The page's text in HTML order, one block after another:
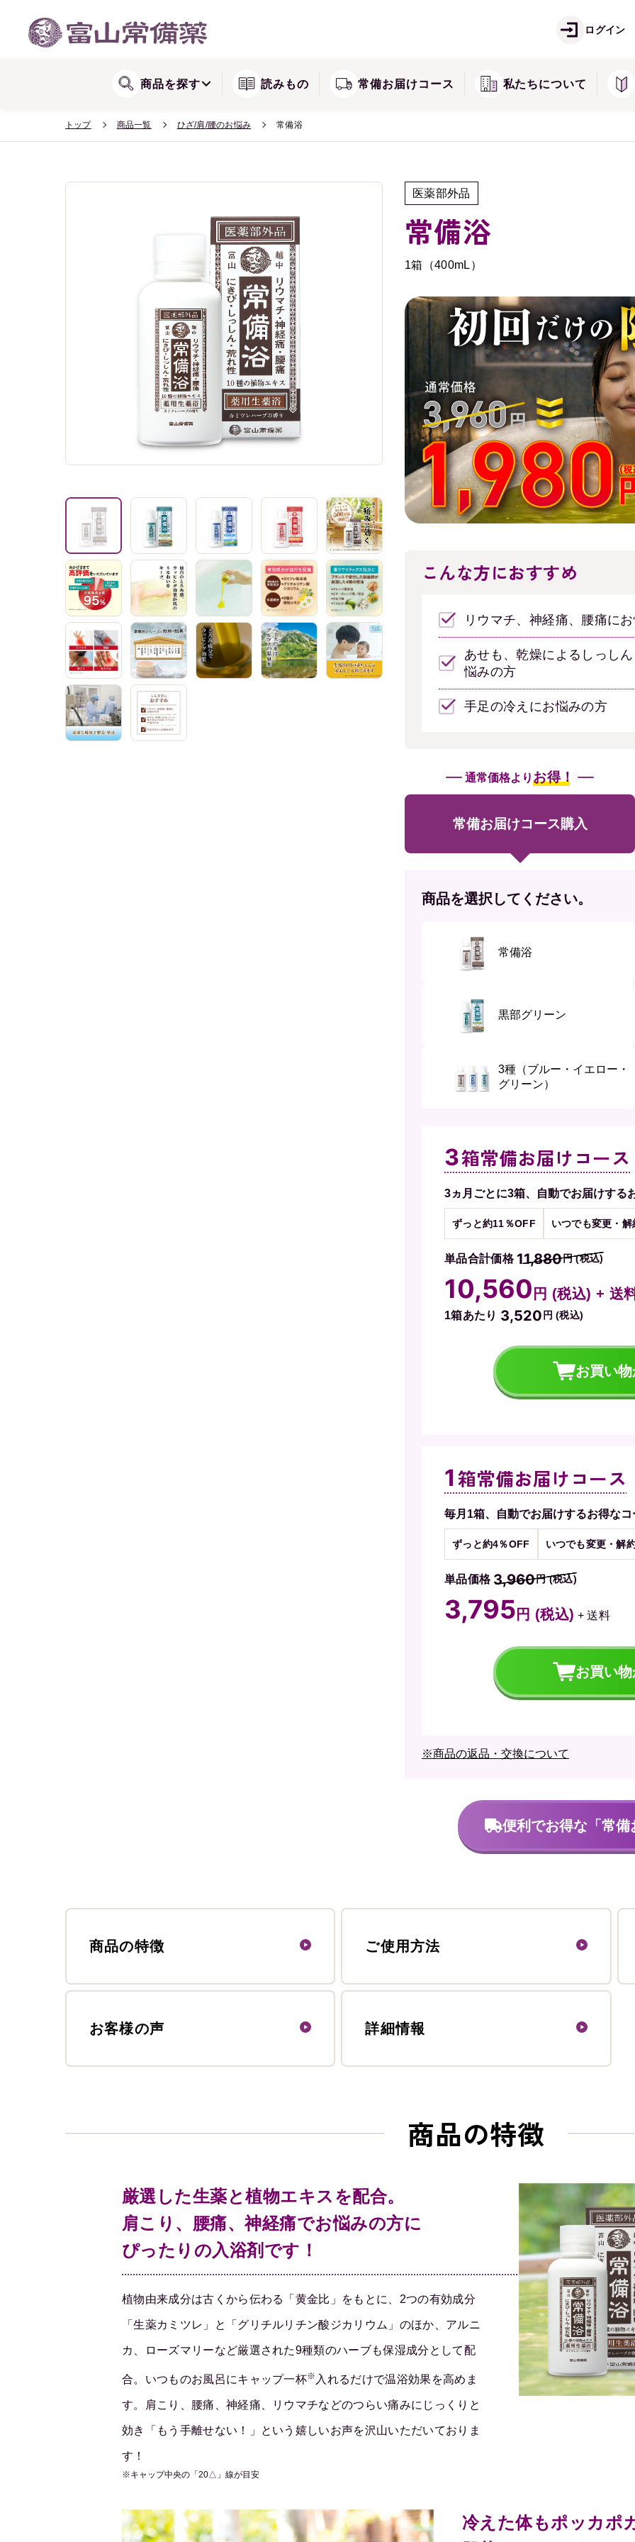
ログイン
商品を探す
リョウシンシリーズ
読みもの 常備お届けコース 私たちについて
トップ 商品一覧 ひざ/肩/腰のお悩み 常備浴
医薬部外品
常備浴
1箱（400mL）
こんな方におすすめ
リウマチ、神経痛、腰痛に
あせも、乾燥によるしっし
悩みの方
手足の冷えにお悩みの方
通常価格より お得！
常備お届けコース購入
商品を選択してください。
常備浴
黒部グリーン
3種（ブルー・イエロー・
グリーン）
3箱常備お届けコース
3ヵ月ごとに3箱、自動でお届けする
ずっと約11％OFF いつでも変更・
単品合計価格 11,880円 (税込)
10,560 円 (税込) + 送
1箱あたり 3,520 円 (税込)
お買い
1箱常備お届けコース
毎月1箱、自動でお届けするお得な
ずっと約4％OFF いつでも変更・解
単品価格 3,960円 (税込)
3,795 円 (税込) + 送料
お買い
※商品の返品・交換について
便利でお得な「常備
商品の特徴 ご使用方法
お客様の声 詳細情報
商品の特徴
厳選した生薬と植物エキスを配合。
肩こり、腰痛、神経痛でお悩みの方に
ぴったりの入浴剤です！
植物由来成分は古くから伝わる「黄金比」をもとに、2つの有効成分
「生薬カミツレ」と「グリチルリチン酸ジカリウム」のほか、アルニ
カ、ローズマリーなど厳選された9種類のハーブも保湿成分として配
合。いつものお風呂にキャップ一杯※ 入れるだけで温浴効果を高めま
す。肩こり、腰痛、神経痛、リウマチなどのつらい痛みにじっくりと
効き「もう手離せない！」という嬉しいお声を沢山いただいておりま
す！
※キャップ中央の「20△」線が目安
冷えた体もポッカポ